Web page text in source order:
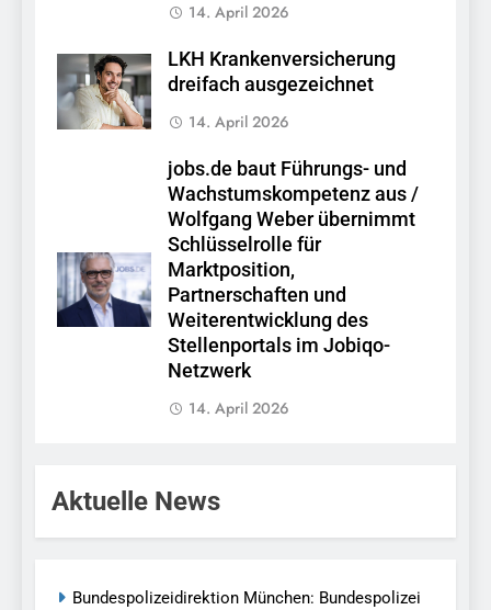
14. April 2026
LKH Krankenversicherung
dreifach ausgezeichnet
14. April 2026
jobs.de baut Führungs- und
Wachstumskompetenz aus /
Wolfgang Weber übernimmt
Schlüsselrolle für
Marktposition,
Partnerschaften und
Weiterentwicklung des
Stellenportals im Jobiqo-
Netzwerk
14. April 2026
Aktuelle News
Bundespolizeidirektion München: Bundespolizei